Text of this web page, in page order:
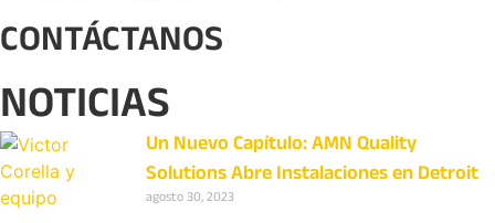
CONTÁCTANOS
NOTICIAS
Un Nuevo Capítulo: AMN Quality
Solutions Abre Instalaciones en Detroit
agosto 30, 2023